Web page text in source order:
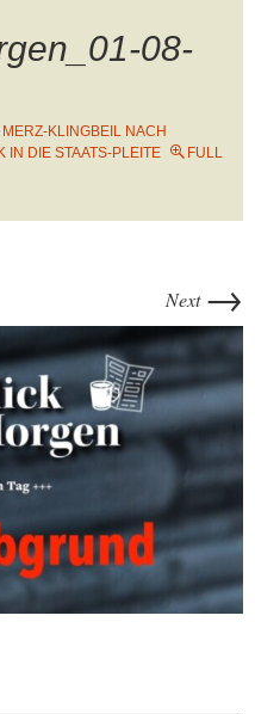
08-
MERZ-KLINGBEIL NACH
IN DIE STAATS-PLEITE
FULL
Next →